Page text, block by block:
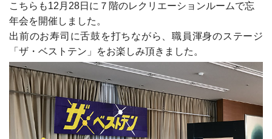
こちらも12月28日に７階のレクリエーションルームで忘
年会を開催しました。
出前のお寿司に舌鼓を打ちながら、職員渾身のステージ
「ザ・ベストテン」をお楽しみ頂きました。